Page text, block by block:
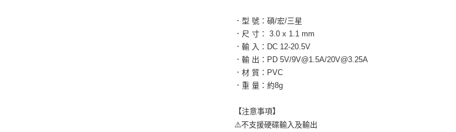
．型 號：碩/宏/三星
．尺 寸： 3.0 x 1.1 mm
．輸 入：DC 12-20.5V
．輸 出：PD 5V/9V@1.5A/20V@3.25A
．材 質：PVC
．重 量：約8g
【注意事項】
⚠️不支援硬碟輸入及輸出